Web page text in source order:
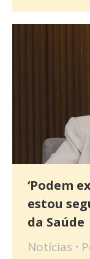
‘Podem
estou
da Saúde
Notícias